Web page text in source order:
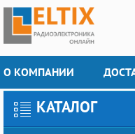
О КОМПАНИИ
КАТАЛОГ